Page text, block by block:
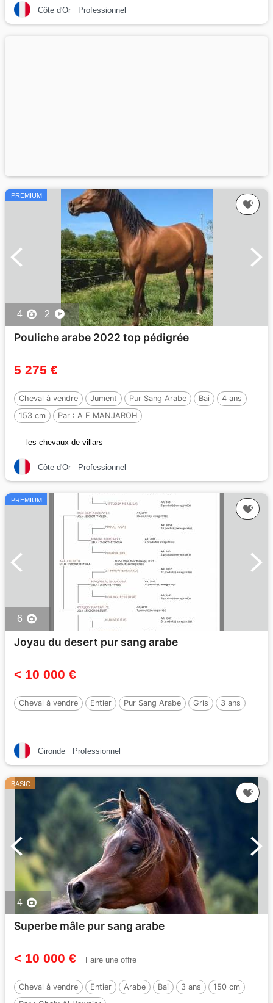
Côte d'Or Professionnel
PREMIUM
4 2
Pouliche arabe 2022 top pédigrée
5 275 €
Cheval à vendre Jument Pur Sang Arabe Bai
4 ans
153 cm
Par : A F MANJAROH
les-chevaux-de-villars
Côte d'Or Professionnel
PREMIUM
6
Joyau du desert pur sang arabe
< 10 000 €
Cheval à vendre Entier Pur Sang Arabe Gris 3 ans
Gironde Professionnel
BASIC
4
Superbe mâle pur sang arabe
< 10 000 € Faire une offre
Cheval à vendre Entier Arabe Bai 3 ans
150 cm